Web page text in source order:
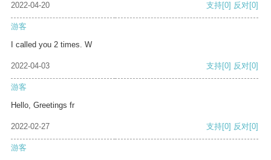
2022-04-20 支持[0] 反对[0]
游客
I called you 2 times. W
2022-04-03 支持[0] 反对[0]
游客
Hello, Greetings fr
2022-02-27 支持[0] 反对[0]
游客